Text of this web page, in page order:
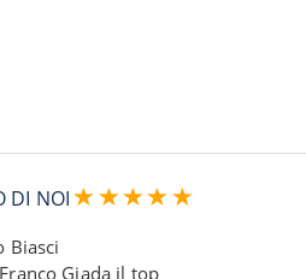
DI NOI
Biasci
Giada il top